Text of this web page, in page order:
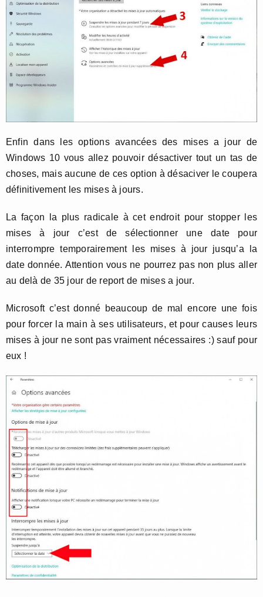
Enfin dans les options avancées des mises a jour de
Windows 10 vous allez pouvoir désactiver tout un tas de
choses, mais aucune de ces option à désaciver le coupera
définitivement les mises à jours.
La façon la plus radicale à cet endroit pour stopper les
mises à jour c’est de sélectionner une date pour
interrompre temporairement les mises à jour jusqu’a la
date donnée. Attention vous ne pourrez pas non plus aller
au delà de 35 jour de report de mises a jour.
Microsoft c’est donné beaucoup de mal encore une fois
pour forcer la main à ses utilisateurs, et pour causes leurs
mises à jour ne sont pas vraiment nécessaires :) sauf pour
eux !